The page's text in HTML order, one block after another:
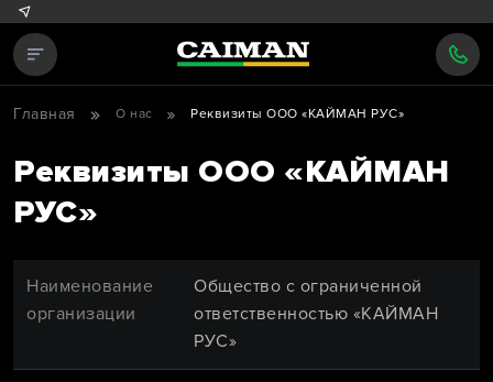
Главная О нас Реквизиты ООО «КАЙМАН РУС»
Реквизиты ООО «КАЙМАН
РУС»
Наименование
организации
Общество с ограниченной
ответственностью «КАЙМАН
РУС»